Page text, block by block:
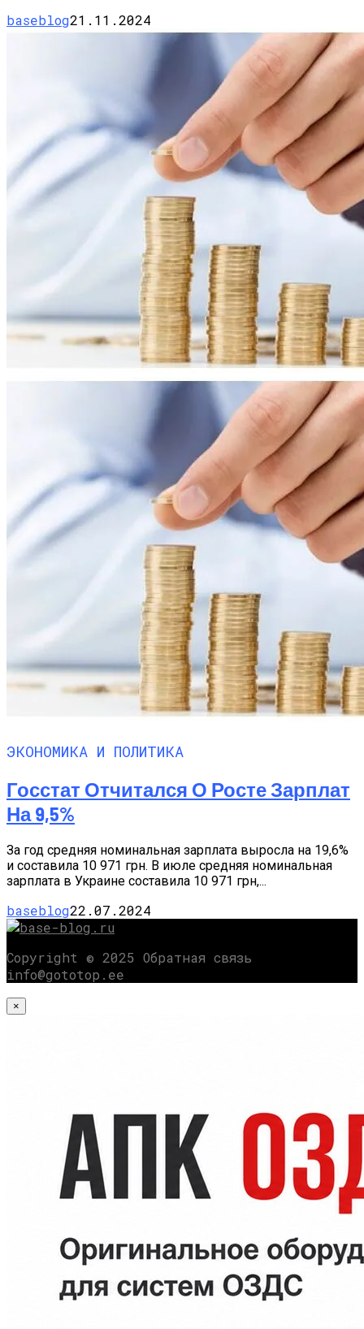
baseblog21.11.2024
ЭКОНОМИКА И ПОЛИТИКА
Госстат Отчитался О Росте Зарплат
На 9,5%
За год средняя номинальная зарплата выросла на 19,6%
и составила 10 971 грн. В июле средняя номинальная
зарплата в Украине составила 10 971 грн,...
baseblog22.07.2024
Copyright © 2025 Обратная связь
info@gototop.ee
×